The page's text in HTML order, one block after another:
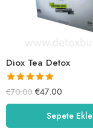
Diox Tea Detox
5 üzerinden
5.00oy aldı
€70.00 €47.00
Sepete Ekle